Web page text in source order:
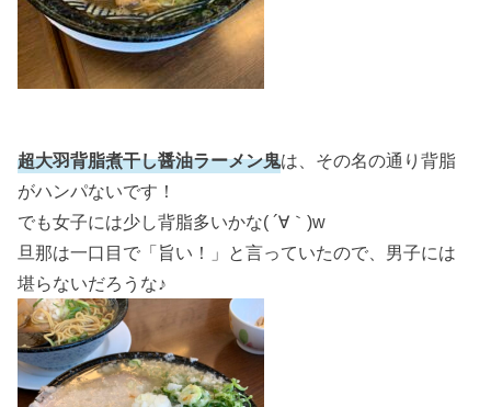
超大羽背脂煮干し醤油ラーメン鬼は、その名の通り背脂
がハンパないです！
でも女子には少し背脂多いかな( ´∀｀)w
旦那は一口目で「旨い！」と言っていたので、男子には
堪らないだろうな♪